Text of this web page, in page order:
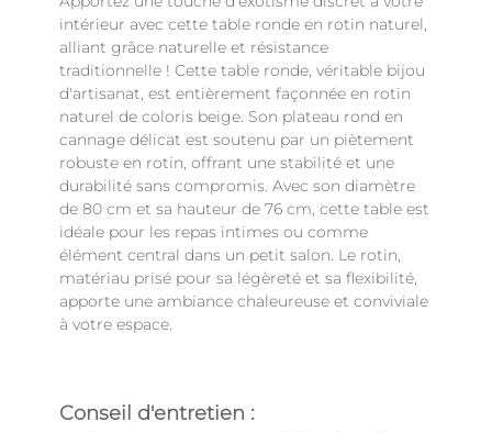
intérieur avec cette table ronde en rotin naturel,
alliant grâce naturelle et résistance
traditionnelle ! Cette table ronde, véritable bijou
d'artisanat, est entièrement façonnée en rotin
naturel de coloris beige. Son plateau rond en
cannage délicat est soutenu par un piètement
robuste en rotin, offrant une stabilité et une
durabilité sans compromis. Avec son diamètre
de 80 cm et sa hauteur de 76 cm, cette table est
idéale pour les repas intimes ou comme
élément central dans un petit salon. Le rotin,
matériau prisé pour sa légèreté et sa flexibilité,
apporte une ambiance chaleureuse et conviviale
à votre espace.
Conseil d'entretien :